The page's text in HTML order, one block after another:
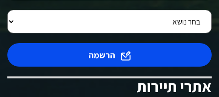
הרשמה
אתרי תיירות